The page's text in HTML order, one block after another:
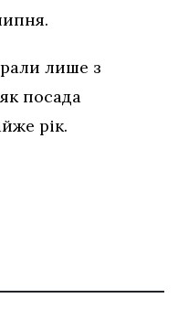
лише з
посада
рік.